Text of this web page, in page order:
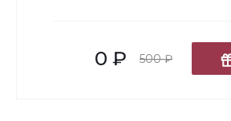
В корзину
0 ₽ 500 ₽